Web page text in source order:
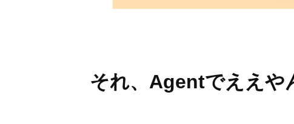
それ、Agentでええや